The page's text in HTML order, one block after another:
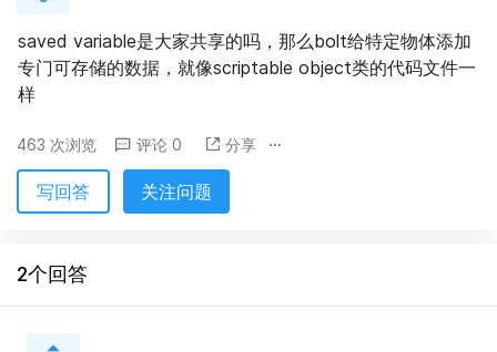
saved variable是大家共享的吗，那么bolt给特定物体添加
专门可存储的数据，就像scriptable object类的代码文件一
样
463 次浏览 评论 0 分享
写回答 关注问题
2个回答